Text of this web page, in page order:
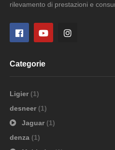
rilevamento di prestazioni e
Categorie
Ligier (1)
desneer (1)
Jaguar (1)
denza (1)